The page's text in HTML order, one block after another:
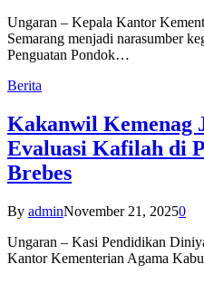
Ungaran – Kepala Kantor
Semarang menjadi narasumber
Penguatan Pondok…
Berita
Kakanwil Kemenag
Evaluasi Kafilah di
Brebes
By adminNovember 21, 20250
Ungaran – Kasi Pendidikan
Kantor Kementerian Agama